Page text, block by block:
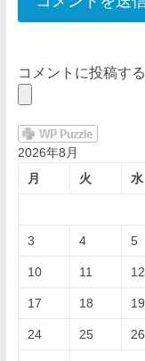
コメントに投稿す
2026年8月
月
火 水
3 4 5
10 11 12
17 18 19
24 25 26